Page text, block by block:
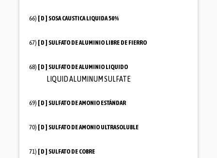
66) [ D ] SOSA CAUSTICA LIQUIDA 50%
67) [ D ] SULFATO DE ALUMINIO LIBRE DE FIERRO
68) [ D ] SULFATO DE ALUMINIO LIQUIDO
LIQUID ALUMINUM SULFATE
69) [ D ] SULFATO DE AMONIO ESTÁNDAR
70) [ D ] SULFATO DE AMONIO ULTRASOLUBLE
71) [ D ] SULFATO DE COBRE